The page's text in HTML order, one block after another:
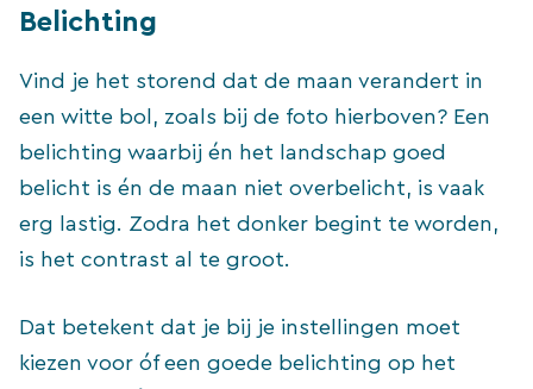
Belichting
Vind je het storend dat de maan verandert in
een witte bol, zoals bij de foto hierboven? Een
belichting waarbij én het landschap goed
belicht is én de maan niet overbelicht, is vaak
erg lastig. Zodra het donker begint te worden,
is het contrast al te groot.
Dat betekent dat je bij je instellingen moet
kiezen voor óf een goede belichting op het